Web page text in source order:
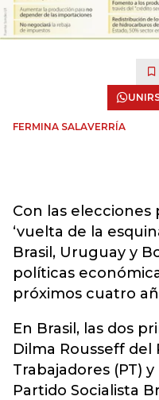
FERMINA SALAVERRÍA
Con las elecciones
‘vuelta de la
Brasil, Uruguay y
políticas
próximos cuatro
En Brasil, las dos
Dilma Rousseff del
Trabajadores (PT)
Partido Socialista